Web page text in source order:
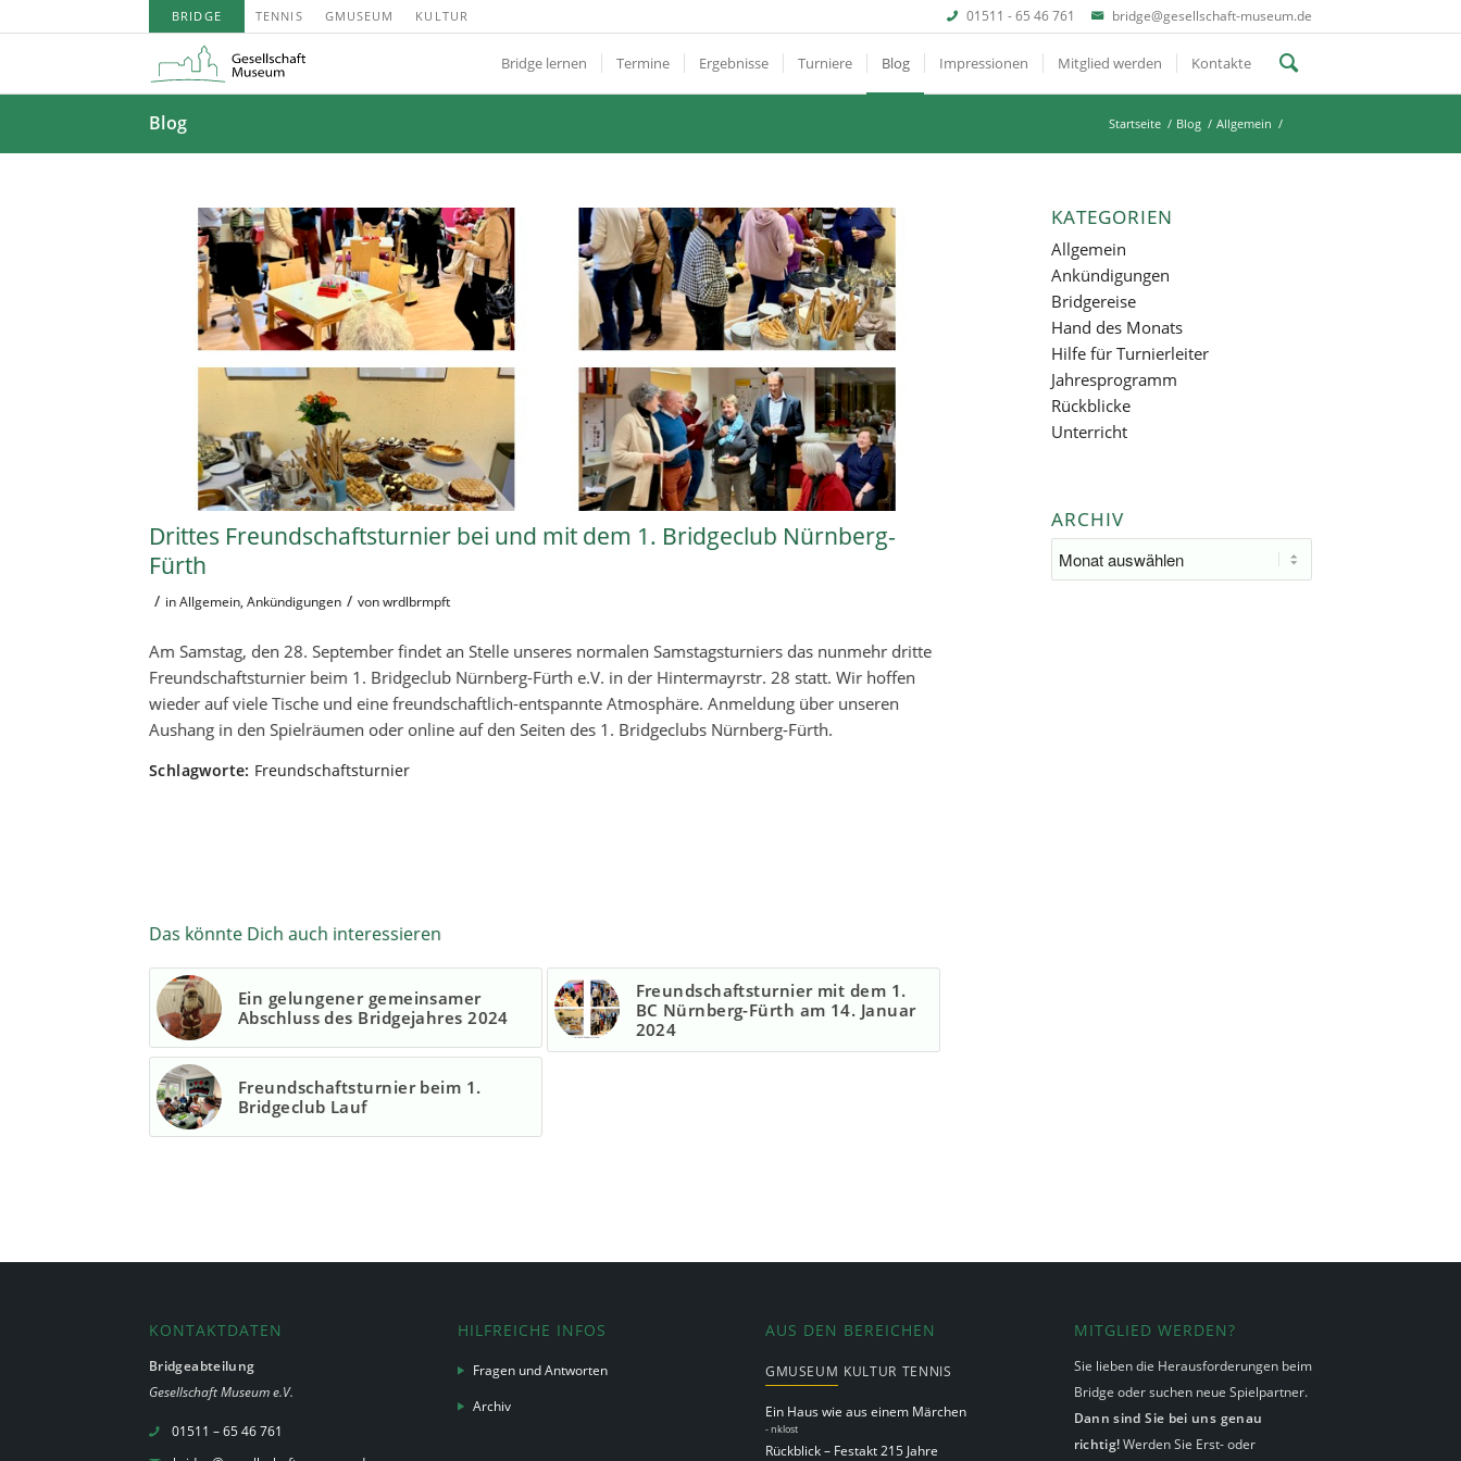
BRIDGE TENNIS GMUSEUM KULTUR 01511 - 65 46 761 bridge@gesellschaft-museum.de
Bridge lernen Termine Ergebnisse Turniere Blog Impressionen Mitglied werden Kontakte
Blog Startseite / Blog / Allgemein /
Drittes Freundschaftsturnier bei und mit dem 1. Bridgeclub Nürnberg-
Fürth
/ inAllgemein,Ankündigungen / vonwrdlbrmpft
Am Samstag, den 28. September findet an Stelle unseres normalen Samstagsturniers das nunmehr dritte
Freundschaftsturnier beim 1. Bridgeclub Nürnberg-Fürth e.V. in der Hintermayrstr. 28 statt. Wir hoffen
wieder auf viele Tische und eine freundschaftlich-entspannte Atmosphäre. Anmeldung über unseren
Aushang in den Spielräumen oder online auf den Seiten des 1. Bridgeclubs Nürnberg-Fürth.
Schlagworte: Freundschaftsturnier
Das könnte Dich auch interessieren
Ein gelungener gemeinsamer
Abschluss des Bridgejahres 2024
Freundschaftsturnier mit dem 1.
BC Nürnberg-Fürth am 14. Januar
2024
Freundschaftsturnier beim 1.
Bridgeclub Lauf
KATEGORIEN
Allgemein
Ankündigungen
Bridgereise
Hand des Monats
Hilfe für Turnierleiter
Jahresprogramm
Rückblicke
Unterricht
ARCHIV
KONTAKTDATEN
Bridgeabteilung
Gesellschaft Museum e.V.
01511 – 65 46 761
HILFREICHE INFOS
Fragen und Antworten
Archiv
AUS DEN BEREICHEN
GMUSEUM KULTUR TENNIS
Ein Haus wie aus einem Märchen
-nklost
Rückblick – Festakt 215 Jahre
MITGLIED WERDEN?
Sie lieben die Herausforderungen beim
Bridge oder suchen neue Spielpartner.
Dann sind Sie bei uns genau
richtig!Werden Sie Erst- oder